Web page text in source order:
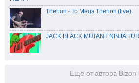
Therion - To Mega Therion (live)
JACK BLACK MUTANT NINJA
Еще от автора Bizon